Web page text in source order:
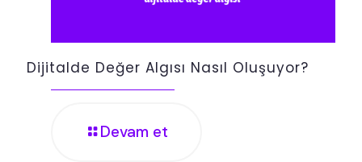
Dijitalde Değer Algısı Nasıl Oluşuyor?
Devam et